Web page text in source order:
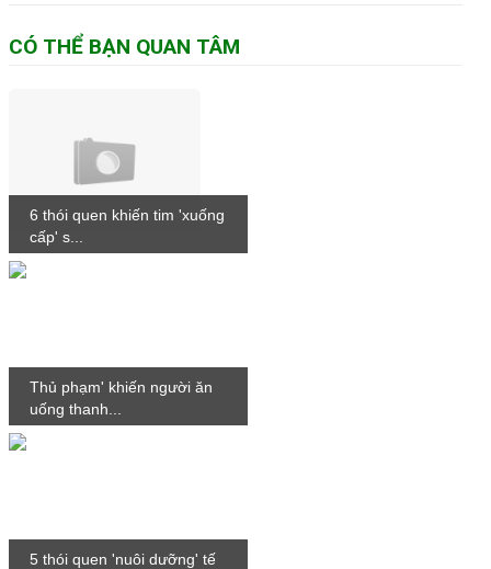
CÓ THỂ BẠN QUAN TÂM
6 thói quen khiến tim 'xuống
cấp' s...
Thủ phạm' khiến người ăn
uống thanh...
5 thói quen 'nuôi dưỡng' tế